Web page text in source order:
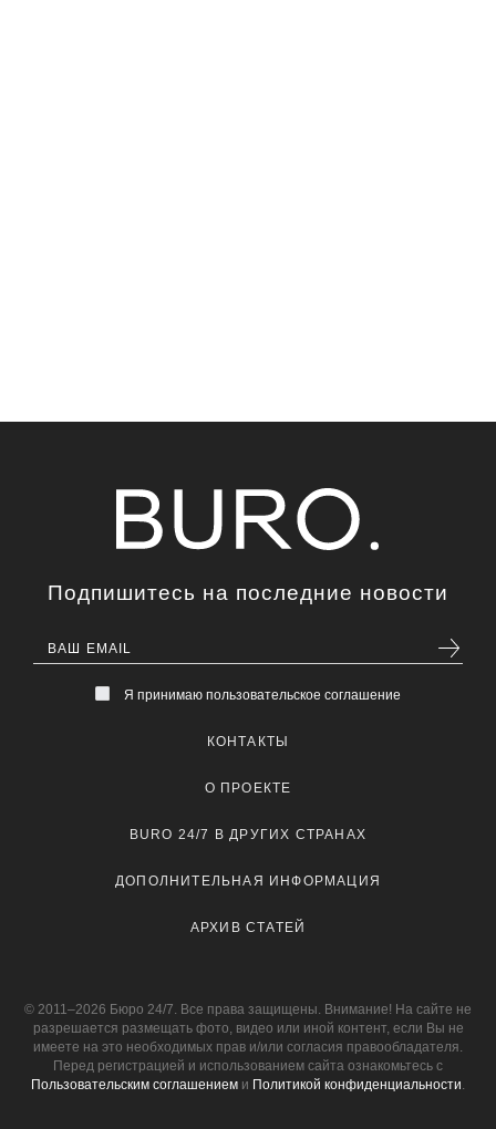
Подпишитесь на последние новости
Я принимаю пользовательское соглашение
КОНТАКТЫ
О ПРОЕКТЕ
BURO 24/7 В ДРУГИХ СТРАНАХ
ДОПОЛНИТЕЛЬНАЯ ИНФОРМАЦИЯ
АРХИВ СТАТЕЙ
© 2011–2026 Бюро 24/7. Все права защищены. Внимание! На сайте не
разрешается размещать фото, видео или иной контент, если Вы не
имеете на это необходимых прав и/или согласия правообладателя.
Перед регистрацией и использованием сайта ознакомьтесь с
Пользовательским соглашением и Политикой конфиденциальности